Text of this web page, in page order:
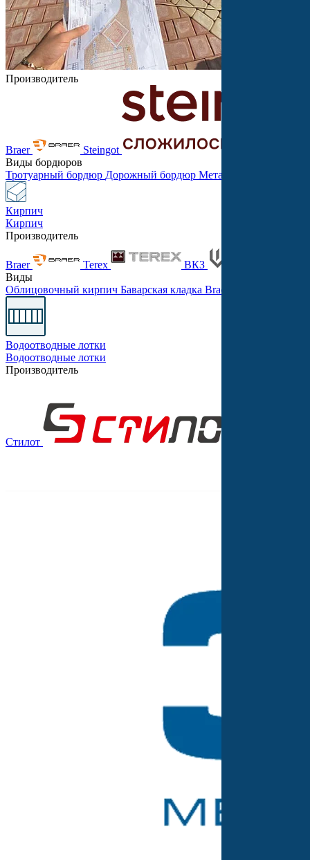
Производитель
Braer Steingot
Виды бордюров
Тротуарный бордюр Дорожный бордюр Металлический бордюр
Кирпич
Кирпич
Производитель
Braer Terex ВКЗ
Виды
Облицовочный кирпич Баварская кладка Braer PRO
Водоотводные лотки
Водоотводные лотки
Производитель
Стилот